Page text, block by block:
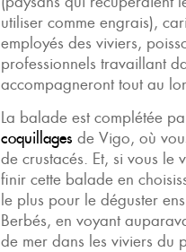
utiliser comme engrais),
employés des viviers,
professionnels travaillant
accompagneront tout au
La balade est complétée
coquillages de Vigo, où
de crustacés. Et, si vous le
finir cette balade en
le plus pour le déguster
Berbés, en voyant
de mer dans les viviers du